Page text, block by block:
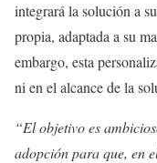
integrará la solución a
propia, adaptada a su
embargo, esta
ni en el alcance de la
“El objetivo es
adopción para que, en